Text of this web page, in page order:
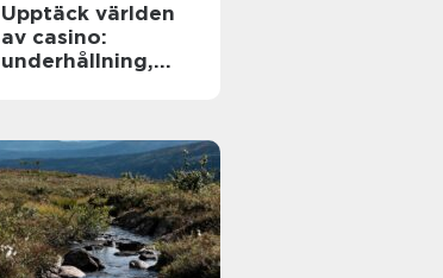
Upptäck världen
av casino:
underhållning,